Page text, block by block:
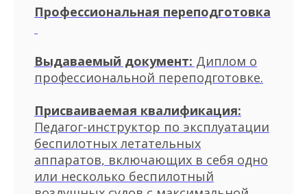
Профессиональная переподготовка
Выдаваемый документ: Диплом о
профессиональной переподготовке.
Присваиваемая квалификация:
Педагог-инструктор по эксплуатации
беспилотных летательных
аппаратов, включающих в себя одно
или несколько беспилотный